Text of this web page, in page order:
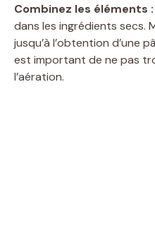
Combinez les éléments :
dans les ingrédients secs.
jusqu’à l’obtention d’une
est important de ne pas
l’aération.